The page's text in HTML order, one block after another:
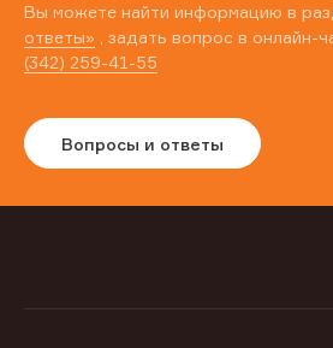
Вы можете найти информацию в
ответы» , задать вопрос в онлайн-
(342) 259-41-55
Вопросы и ответы